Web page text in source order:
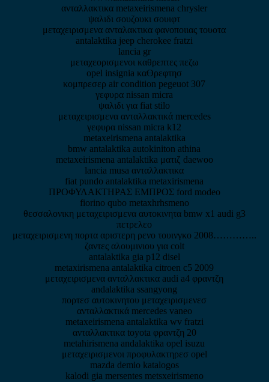
ανταλλακτικα metaxeirismena chrysler
ψαλιδι σουζουκι σουιφτ
μεταχειρισμενα ανταλακτικα φανοποιιας τουοτα
antalaktika jeep cherokee fratzi
lancia gr
μεταχεορισμενοι καθρεπτες πεζω
opel insignia καϴρεφτησ
κομπρεσερ air condition pegeuot 307
γεφυρα nissan micra
ψαλιδι για fiat stilo
μεταχειρισμενα ανταλλακτικά mercedes
γεφυρα nissan micra k12
metaxeirismena antalaktika
bmw antalaktika autokiniton athina
metaxeirismena antalaktika ματιζ daewoo
lancia musa ανταλλακτικα
fiat pundo antalaktika metaxirismena
ΠΡΟΦΥΛΑΚΤΗΡΑΣ ΕΜΠΡΟΣ ford modeo
fiorino qubo metaxhrhsmeno
θεσσαλονικη μεταχειρισμενα αυτοκινητα bmw x1 audi g3
πετρελεο
μεταχειρισμενη πορτα αριστερη ρενο τουινγκο 2008…………..
ζαντες αλουμινιου για colt
antalaktika gia p12 disel
metaxirismena antalaktika citroen c5 2009
μεταχειρισμενα ανταλλακτικα audi a4 φραντζη
andalaktika ssangyong
πορτεσ αυτοκινητου μεταχειρισμενεσ
ανταλλακτικά mercedes vaneo
metaxeirismena antalaktika wv fratzi
ανταλλακτικα toyota φραντζη 20
metahirismena andalaktika opel isuzu
μεταχειρισμενοι προφυλακτηρεσ opel
mazda demio katalogos
kalodi gia mersentes metsxeirismeno